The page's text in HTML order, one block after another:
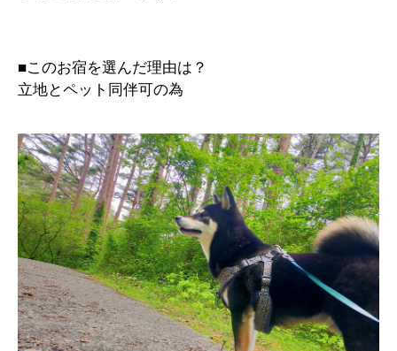
■このお宿を選んだ理由は？
立地とペット同伴可の為